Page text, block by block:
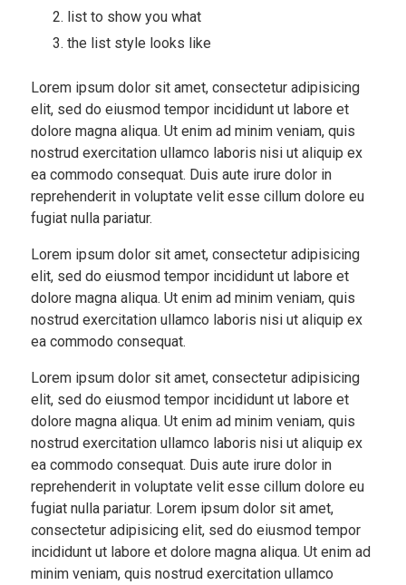
list to show you what
the list style looks like
Lorem ipsum dolor sit amet, consectetur adipisicing
elit, sed do eiusmod tempor incididunt ut labore et
dolore magna aliqua. Ut enim ad minim veniam, quis
nostrud exercitation ullamco laboris nisi ut aliquip ex
ea commodo consequat. Duis aute irure dolor in
reprehenderit in voluptate velit esse cillum dolore eu
fugiat nulla pariatur.
Lorem ipsum dolor sit amet, consectetur adipisicing
elit, sed do eiusmod tempor incididunt ut labore et
dolore magna aliqua. Ut enim ad minim veniam, quis
nostrud exercitation ullamco laboris nisi ut aliquip ex
ea commodo consequat.
Lorem ipsum dolor sit amet, consectetur adipisicing
elit, sed do eiusmod tempor incididunt ut labore et
dolore magna aliqua. Ut enim ad minim veniam, quis
nostrud exercitation ullamco laboris nisi ut aliquip ex
ea commodo consequat. Duis aute irure dolor in
reprehenderit in voluptate velit esse cillum dolore eu
fugiat nulla pariatur. Lorem ipsum dolor sit amet,
consectetur adipisicing elit, sed do eiusmod tempor
incididunt ut labore et dolore magna aliqua. Ut enim ad
minim veniam, quis nostrud exercitation ullamco